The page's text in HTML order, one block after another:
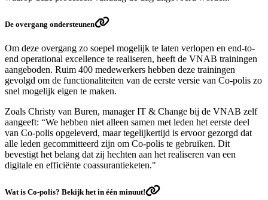
De overgang ondersteunen
Om deze overgang zo soepel mogelijk te laten verlopen en end-to-
end operational excellence te realiseren, heeft de VNAB trainingen
aangeboden. Ruim 400 medewerkers hebben deze trainingen
gevolgd om de functionaliteiten van de eerste versie van Co-polis zo
snel mogelijk eigen te maken.
Zoals Christy van Buren, manager IT & Change bij de VNAB zelf
aangeeft: “We hebben niet alleen samen met leden het eerste deel
van Co-polis opgeleverd, maar tegelijkertijd is ervoor gezorgd dat
alle leden gecommitteerd zijn om Co-polis te gebruiken. Dit
bevestigt het belang dat zij hechten aan het realiseren van een
digitale en efficiënte coassurantieketen."
Wat is Co-polis? Bekijk het in één minuut!